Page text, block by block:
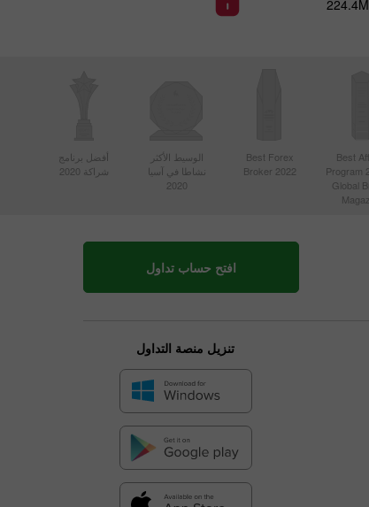
Best
Program
Global
Best Forex
Broker 2022
الوسيط الأكثر
نشاطا في آسيا
2020
أفضل برنامج
شراكة 2020
افتح حساب تداول
تنزيل منصة التداول